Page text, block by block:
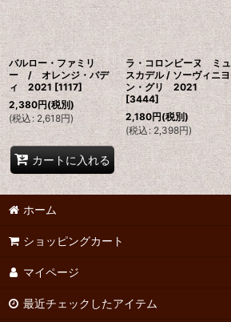
絞り込む
バルロー・ファミリ
ー / オレンジ・バデ
ィ 2021 [1117]
2,380円(税別)
(税込: 2,618円)
カートに入れる
ラ・コロンビーヌ ミュ
スカデル / ソーヴィニヨ
ン・グリ 2021
[3444]
2,180円(税別)
(税込 : 2,398円)
ホーム
ショッピングカート
マイページ
最近チェックしたアイテム